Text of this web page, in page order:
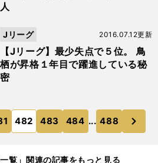
人
【Jリーグ】最少失点で５位。 鳥
栖が昇格１年目で躍進している秘
密
2016.07.12更新
Jリーグ
482 483 484 ... 488
のページへ
覧」関連の記事をもっと見る